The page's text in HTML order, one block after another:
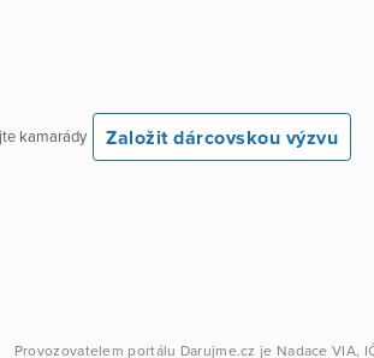
kamarády
Založit dárcovskou výzvu
Provozovatelem portálu Darujme.cz je Nadace VIA,